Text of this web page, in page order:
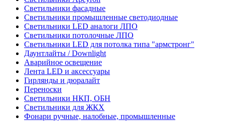
Светильники фасадные
Светильники промышленные светодиодные
Светильники LED аналоги ЛПО
Светильники потолочные ЛПО
Светильники LED для потолка типа "армстронг"
Даунтлайты / Downlight
Аварийное освещение
Лента LED и аксессуары
Гирлянды и дюралайт
Переноски
Светильники НКП, ОБН
Светильники для ЖКХ
Фонари ручные, налобные, промышленные